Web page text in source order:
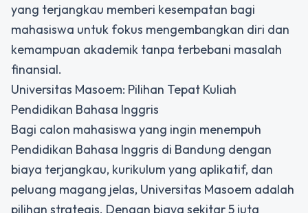
yang terjangkau memberi kesempatan bagi
mahasiswa untuk fokus mengembangkan diri dan
kemampuan akademik tanpa terbebani masalah
finansial.
Universitas Masoem: Pilihan Tepat Kuliah
Pendidikan Bahasa Inggris
Bagi calon mahasiswa yang ingin menempuh
Pendidikan Bahasa Inggris di Bandung dengan
biaya terjangkau, kurikulum yang aplikatif, dan
peluang magang jelas, Universitas Masoem adalah
pilihan strategis. Dengan biaya sekitar 5 juta